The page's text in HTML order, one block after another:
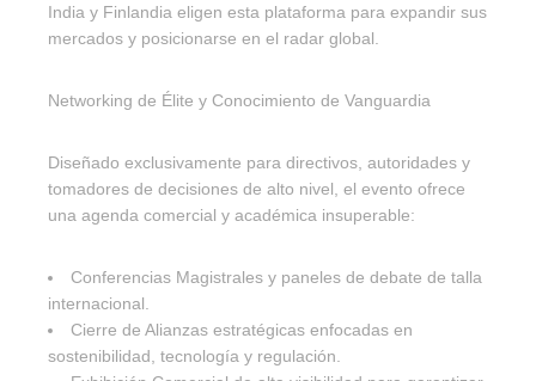
India y Finlandia eligen esta plataforma para expandir sus
mercados y posicionarse en el radar global.
Networking de Élite y Conocimiento de Vanguardia
Diseñado exclusivamente para directivos, autoridades y
tomadores de decisiones de alto nivel, el evento ofrece
una agenda comercial y académica insuperable:
Conferencias Magistrales y paneles de debate de talla
internacional.
Cierre de Alianzas estratégicas enfocadas en
sostenibilidad, tecnología y regulación.